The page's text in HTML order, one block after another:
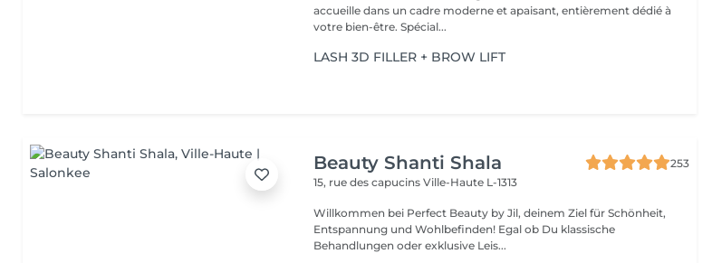
accueille dans un cadre moderne et apaisant, entièrement dédié à
votre bien-être. Spécial...
LASH 3D FILLER + BROW LIFT
Beauty Shanti Shala
253
15, rue des capucinsVille-Haute L-1313
Willkommen bei Perfect Beauty by Jil, deinem Ziel für Schönheit,
Entspannung und Wohlbefinden! Egal ob Du klassische
Behandlungen oder exklusive Leis...